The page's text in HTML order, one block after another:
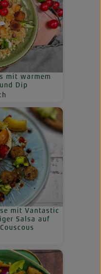
mit warmem
Dip
mit Vantastic
Salsa auf